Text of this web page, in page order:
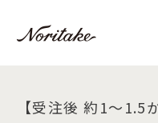
【受注後 約1～1.5